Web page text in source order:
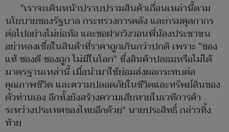
"เราจะเดินหน้าปราบปรามสินค้าเถื่อนเหล่านี้ตาม
นโยบายของรัฐบาล กระทรวงการคลัง และกรมศุลกากร
ต่อไปอย่างไม่ย่อท้อ และขอฝากวิงวอนพี่น้องประชาชน
อย่าหลงเชื่อในสินค้าที่ราคาถูกเกินกว่าปกติ เพราะ "ของ
แท้ ของดี ของถูก ไม่มีในโลก" ซึ่งสินค้าปลอมหรือไม่ได้
มาตรฐานเหล่านี้ เมื่อนำมาใช้ย่อมส่งผลกระทบต่อ
คุณภาพชีวิต และความปลอดภัยในชีวิตและทรัพย์สินของ
ตัวท่านเอง อีกทั้งยังสร้างความเสียหายในเวทีการค้า
ระหว่างประเทศของไทยอีกด้วย" นายประสิทธิ์ กล่าวทิ้ง
ท้าย